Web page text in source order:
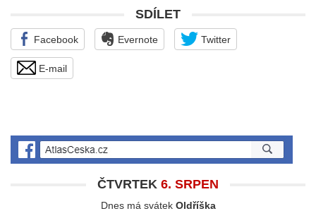
SDÍLET
Facebook Evernote Twitter
E-mail
ČTVRTEK 6. SRPEN
Dnes má svátek Oldříška